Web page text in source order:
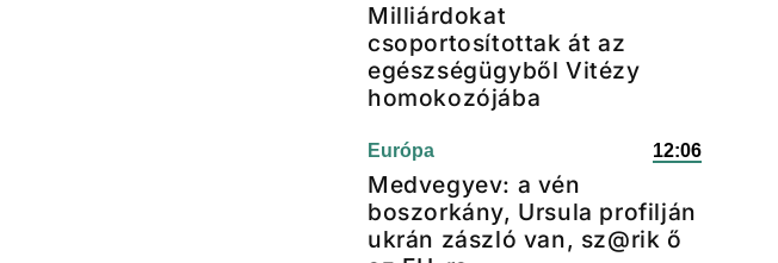
Milliárdokat
csoportosítottak át az
egészségügyből Vitézy
homokozójába
Európa 12:06
Medvegyev: a vén
boszorkány, Ursula profilján
ukrán zászló van, sz@rik ő